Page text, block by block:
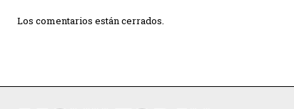
Los comentarios están cerrados.